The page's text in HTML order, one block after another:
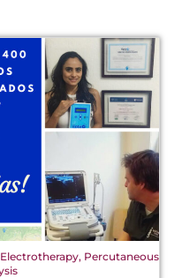
Electrotherapy, Percutaneous